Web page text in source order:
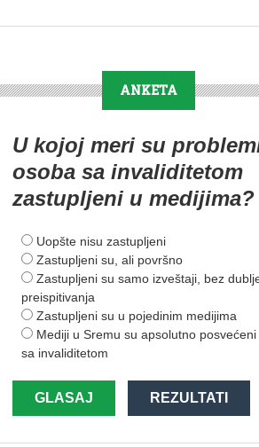
ANKETA
U kojoj meri su
osoba sa invaliditetom
zastupljeni u medijima?
Uopšte nisu zastupljeni
Zastupljeni su, ali površno
Zastupljeni su samo izveštaji, bez
preispitivanja
Zastupljeni su u pojedinim medijima
Mediji u Sremu su apsolutno
sa invaliditetom
GLASAJ REZULTATI